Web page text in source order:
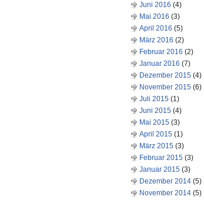
Juni 2016 (4)
Mai 2016 (3)
April 2016 (5)
März 2016 (2)
Februar 2016 (2)
Januar 2016 (7)
Dezember 2015 (4)
November 2015 (6)
Juli 2015 (1)
Juni 2015 (4)
Mai 2015 (3)
April 2015 (1)
März 2015 (3)
Februar 2015 (3)
Januar 2015 (3)
Dezember 2014 (5)
November 2014 (5)